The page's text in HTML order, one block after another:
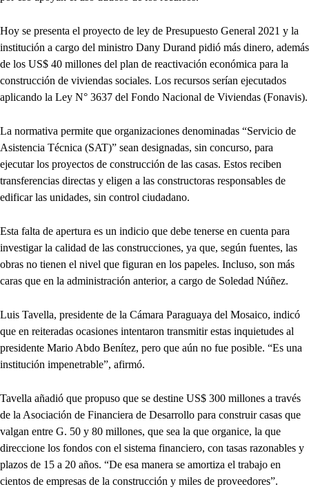
Hoy se presenta el proyecto de ley de Presupuesto General 2021 y la
institución a cargo del ministro Dany Durand pidió más dinero, además
de los US$ 40 millones del plan de reactivación económica para la
construcción de viviendas sociales. Los recursos serían ejecutados
aplicando la Ley N° 3637 del Fondo Nacional de Viviendas (Fonavis).
La normativa permite que organizaciones denominadas “Servicio de
Asistencia Técnica (SAT)” sean designadas, sin concurso, para
ejecutar los proyectos de construcción de las casas. Estos reciben
transferencias directas y eligen a las constructoras responsables de
edificar las unidades, sin control ciudadano.
Esta falta de apertura es un indicio que debe tenerse en cuenta para
investigar la calidad de las construcciones, ya que, según fuentes, las
obras no tienen el nivel que figuran en los papeles. Incluso, son más
caras que en la administración anterior, a cargo de Soledad Núñez.
Luis Tavella, presidente de la Cámara Paraguaya del Mosaico, indicó
que en reiteradas ocasiones intentaron transmitir estas inquietudes al
presidente Mario Abdo Benítez, pero que aún no fue posible. “Es una
institución impenetrable”, afirmó.
Tavella añadió que propuso que se destine US$ 300 millones a través
de la Asociación de Financiera de Desarrollo para construir casas que
valgan entre G. 50 y 80 millones, que sea la que organice, la que
direccione los fondos con el sistema financiero, con tasas razonables y
plazos de 15 a 20 años. “De esa manera se amortiza el trabajo en
cientos de empresas de la construcción y miles de proveedores”.